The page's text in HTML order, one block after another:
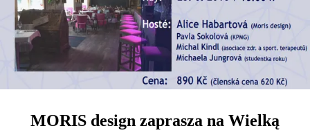
MORIS design zaprasza na Wielką